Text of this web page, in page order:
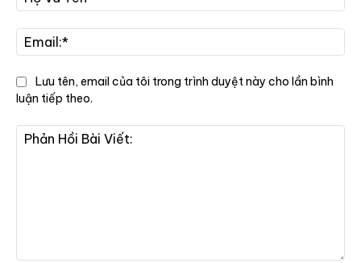
Và
Lưu tên, email của tôi trong trình duyệt này cho lần bình
luận tiếp theo.